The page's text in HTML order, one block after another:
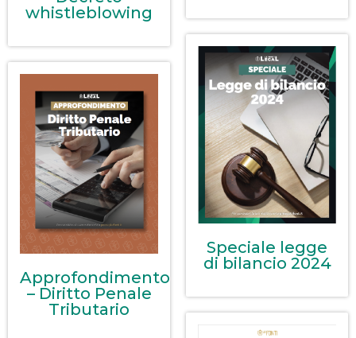
whistleblowing
Speciale legge
di bilancio 2024
Approfondimento
– Diritto Penale
Tributario